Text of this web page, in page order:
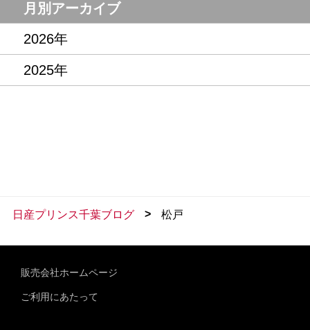
月別アーカイブ
2026年
2025年
日産プリンス千葉ブログ > 松戸
販売会社ホームページ
ご利用にあたって